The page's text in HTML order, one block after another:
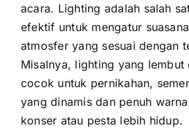
acara. Lighting adalah salah
efektif untuk mengatur
atmosfer yang sesuai dengan
Misalnya, lighting yang lembut
cocok untuk pernikahan,
yang dinamis dan penuh
konser atau pesta lebih hidup.